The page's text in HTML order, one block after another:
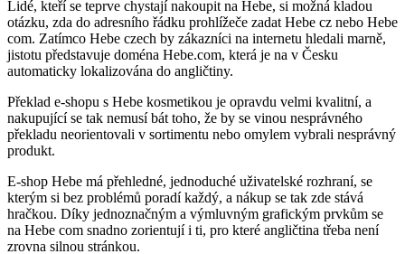
Lidé, kteří se teprve chystají nakoupit na Hebe, si možná kladou
otázku, zda do adresního řádku prohlížeče zadat Hebe cz nebo Hebe
com. Zatímco Hebe czech by zákazníci na internetu hledali marně,
jistotu představuje doména Hebe.com, která je na v Česku
automaticky lokalizována do angličtiny.
Překlad e-shopu s Hebe kosmetikou je opravdu velmi kvalitní, a
nakupující se tak nemusí bát toho, že by se vinou nesprávného
překladu neorientovali v sortimentu nebo omylem vybrali nesprávný
produkt.
E-shop Hebe má přehledné, jednoduché uživatelské rozhraní, se
kterým si bez problémů poradí každý, a nákup se tak zde stává
hračkou. Díky jednoznačným a výmluvným grafickým prvkům se
na Hebe com snadno zorientují i ti, pro které angličtina třeba není
zrovna silnou stránkou.